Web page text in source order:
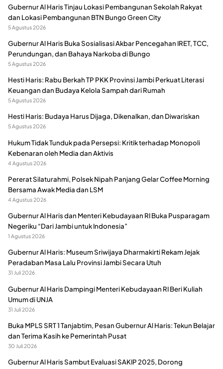
Gubernur Al Haris Tinjau Lokasi Pembangunan Sekolah Rakyat
dan Lokasi Pembangunan BTN Bungo Green City
5 Agustus 2026
Gubernur Al Haris Buka Sosialisasi Akbar Pencegahan IRET, TCC,
Perundungan, dan Bahaya Narkoba di Bungo
5 Agustus 2026
Hesti Haris: Rabu Berkah TP PKK Provinsi Jambi Perkuat Literasi
Keuangan dan Budaya Kelola Sampah dari Rumah
5 Agustus 2026
Hesti Haris: Budaya Harus Dijaga, Dikenalkan, dan Diwariskan
5 Agustus 2026
Hukum Tidak Tunduk pada Persepsi: Kritik terhadap Monopoli
Kebenaran oleh Media dan Aktivis
4 Agustus 2026
Pererat Silaturahmi, Polsek Nipah Panjang Gelar Coffee Morning
Bersama Awak Media dan LSM
4 Agustus 2026
Gubernur Al Haris dan Menteri Kebudayaan RI Buka Pusparagam
Negeriku “Dari Jambi untuk Indonesia”
1 Agustus 2026
Gubernur Al Haris: Museum Sriwijaya Dharmakirti Rekam Jejak
Peradaban Masa Lalu Provinsi Jambi Secara Utuh
31 Juli 2026
Gubernur Al Haris Dampingi Menteri Kebudayaan RI Beri Kuliah
Umum di UNJA
31 Juli 2026
Buka MPLS SRT 1 Tanjabtim, Pesan Gubernur Al Haris: Tekun Belajar
dan Terima Kasih ke Pemerintah Pusat
30 Juli 2026
Gubernur Al Haris Sambut Evaluasi SAKIP 2025, Dorong